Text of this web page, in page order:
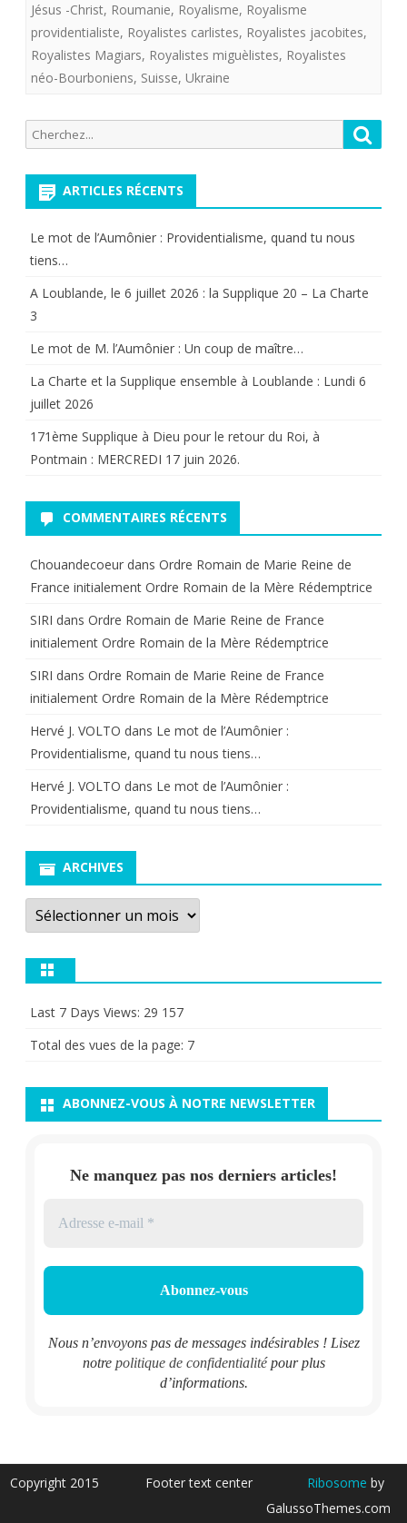
Jésus -Christ, Roumanie, Royalisme, Royalisme
providentialiste, Royalistes carlistes, Royalistes jacobites,
Royalistes Magiars, Royalistes miguèlistes, Royalistes
néo-Bourboniens, Suisse, Ukraine
Recherche
pour:
ARTICLES RÉCENTS
Le mot de l’Aumônier : Providentialisme, quand tu nous
tiens…
A Loublande, le 6 juillet 2026 : la Supplique 20 – La Charte
3
Le mot de M. l’Aumônier : Un coup de maître…
La Charte et la Supplique ensemble à Loublande : Lundi 6
juillet 2026
171ème Supplique à Dieu pour le retour du Roi, à
Pontmain : MERCREDI 17 juin 2026.
COMMENTAIRES RÉCENTS
Chouandecoeur dans Ordre Romain de Marie Reine de
France initialement Ordre Romain de la Mère Rédemptrice
SIRI dans Ordre Romain de Marie Reine de France
initialement Ordre Romain de la Mère Rédemptrice
SIRI dans Ordre Romain de Marie Reine de France
initialement Ordre Romain de la Mère Rédemptrice
Hervé J. VOLTO dans Le mot de l’Aumônier :
Providentialisme, quand tu nous tiens…
Hervé J. VOLTO dans Le mot de l’Aumônier :
Providentialisme, quand tu nous tiens…
ARCHIVES
Archives
Last 7 Days Views: 29 157
Total des vues de la page: 7
ABONNEZ-VOUS À NOTRE NEWSLETTER
Ne manquez pas nos derniers articles!
Nous n’envoyons pas de messages indésirables ! Lisez
notre politique de confidentialitépour plus
d’informations.
Copyright 2015 Footer text center Ribosome by
GalussoThemes.com